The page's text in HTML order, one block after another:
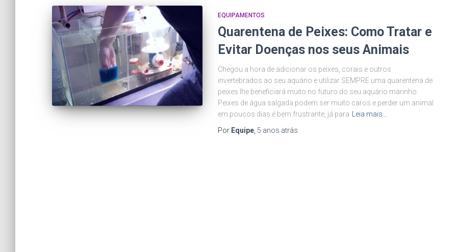
EQUIPAMENTOS
Quarentena de Peixes: Como Tratar e
Evitar Doenças nos seus Animais
Chegou a hora de adicionar os peixes, corais e outros
invertebrados ao seu aquário e utilizar SEMPRE uma quarentena de
peixes lhe beneficiará muito no futuro do seu aquário marinho.
Peixes de água salgada podem ser muito caros e perder um animal
em poucos dias é bem frustrante, já para
Leia mais…
Por Equipe 5 anos atrás